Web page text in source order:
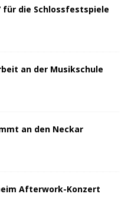
für die Schlossfestspiele
an der Musikschule
an den Neckar
Afterwork-Konzert